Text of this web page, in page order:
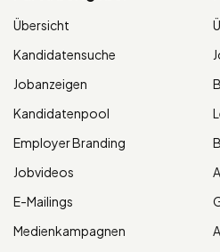
Übersicht
Kandidatensuche
Jobanzeigen
Kandidatenpool
Employer Branding
Jobvideos
E-Mailings
Medienkampagnen